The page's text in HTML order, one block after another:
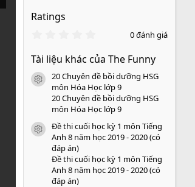
Ratings
0
0
s
a
o
0 đánh giá
Tài liệu khác của The Funny
icon tài liệu
20 Chuyên đề bồi dưỡng HSG
môn Hóa Học lớp 9
20 Chuyên đề bồi dưỡng HSG
môn Hóa Học lớp 9
icon tài liệu
Đề thi cuối học kỳ 1 môn Tiếng
Anh 8 năm học 2019 - 2020 (có
đáp án)
Đề thi cuối học kỳ 1 môn Tiếng
Anh 8 năm học 2019 - 2020 (có
đáp án)